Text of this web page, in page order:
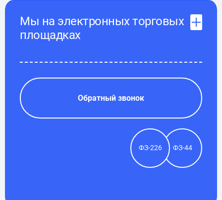
Мы на электронных торговых
площадках
Обратный звонок
ФЗ-226 ФЗ-44